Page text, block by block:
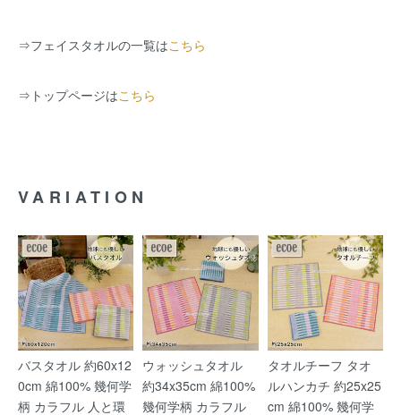
⇒フェイスタオルの一覧はこちら
⇒ トップページはこちら
VARIATION
バスタオル 約60x12
0cm 綿100% 幾何学
柄 カラフル 人と環
ウォッシュタオル
約34x35cm 綿100%
幾何学柄 カラフル
タオルチーフ タオ
ルハンカチ 約25x25
cm 綿100% 幾何学